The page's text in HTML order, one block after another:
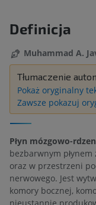
Definicja
Muhammad A.
Tłumaczenie
Pokaż oryginalny
Zawsze pokazuj
Płyn mózgowo-
bezbarwnym
oraz w przestrzeni
nerwowego. Jest
komory bocznej,
nieustannie